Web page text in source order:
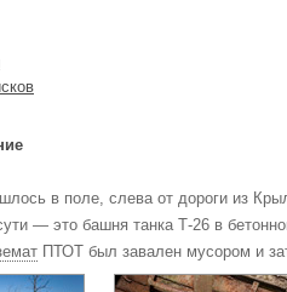
в поле, слева от дороги из
— это башня танка Т-26 в
ПТОТ был завален мусором и